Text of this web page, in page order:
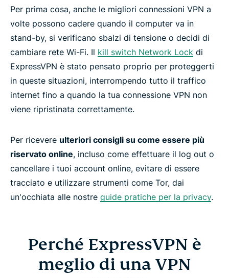
Per prima cosa, anche le migliori connessioni VPN a
volte possono cadere quando il computer va in
stand-by, si verificano sbalzi di tensione o decidi di
cambiare rete Wi-Fi. Il kill switch Network Lock di
ExpressVPN è stato pensato proprio per proteggerti
in queste situazioni, interrompendo tutto il traffico
internet fino a quando la tua connessione VPN non
viene ripristinata correttamente.
Per ricevere ulteriori consigli su come essere più
riservato online, incluso come effettuare il log out o
cancellare i tuoi account online, evitare di essere
tracciato e utilizzare strumenti come Tor, dai
un'occhiata alle nostre guide pratiche per la privacy.
Perché ExpressVPN è
meglio di una VPN